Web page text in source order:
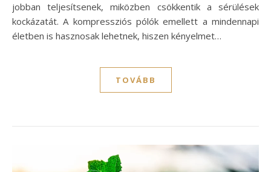
jobban teljesítsenek, miközben csökkentik a sérülések
kockázatát. A kompressziós pólók emellett a mindennapi
életben is hasznosak lehetnek, hiszen kényelmet…
TOVÁBB